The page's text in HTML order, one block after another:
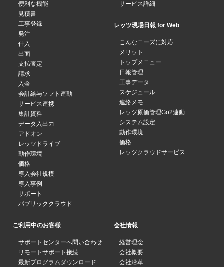
便利な機能
見積書
工事登録
発注
仕入
出面
支払査定
請求
入金
会計給与ソフト連動
サービス連携
集計資料
データ入出力
アドオン
レッツドライブ
動作環境
価格
導入会社規模
導入事例
サポート
パブリッククラウド
サービス詳細
レッツ現場日報 for Web
こんなニーズに対応
メリット
トップメニュー
日報管理
工事データ
スケジュール
連絡メモ
レッツ原価管理Go2連動
システム設定
動作環境
価格
レッツクラウドサービス
ご利用中のお客様
サポートセンターへ問い合わせ
リモートサポート接続
最新プログラムダウンロード
会社情報
経営理念
会社概要
会社沿革